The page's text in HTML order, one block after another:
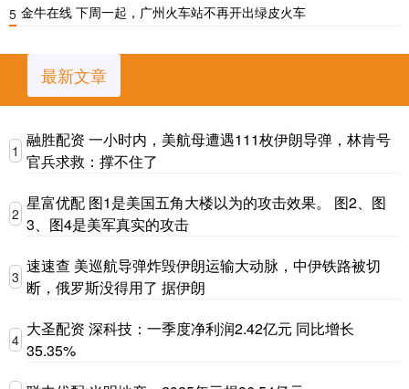
5 金牛在线 下周一起，广州火车站不再开出绿皮火车
最新文章
1
融胜配资 一小时内，美航母遭遇111枚伊朗导弹，林肯号
官兵求救：撑不住了
2
星富优配 图1是美国五角大楼以为的攻击效果。 图2、图
3、图4是美军真实的攻击
3
速速查 美巡航导弹炸毁伊朗运输大动脉，中伊铁路被切
断，俄罗斯没得用了 据伊朗
4
大圣配资 深科技：一季度净利润2.42亿元 同比增长
35.35%